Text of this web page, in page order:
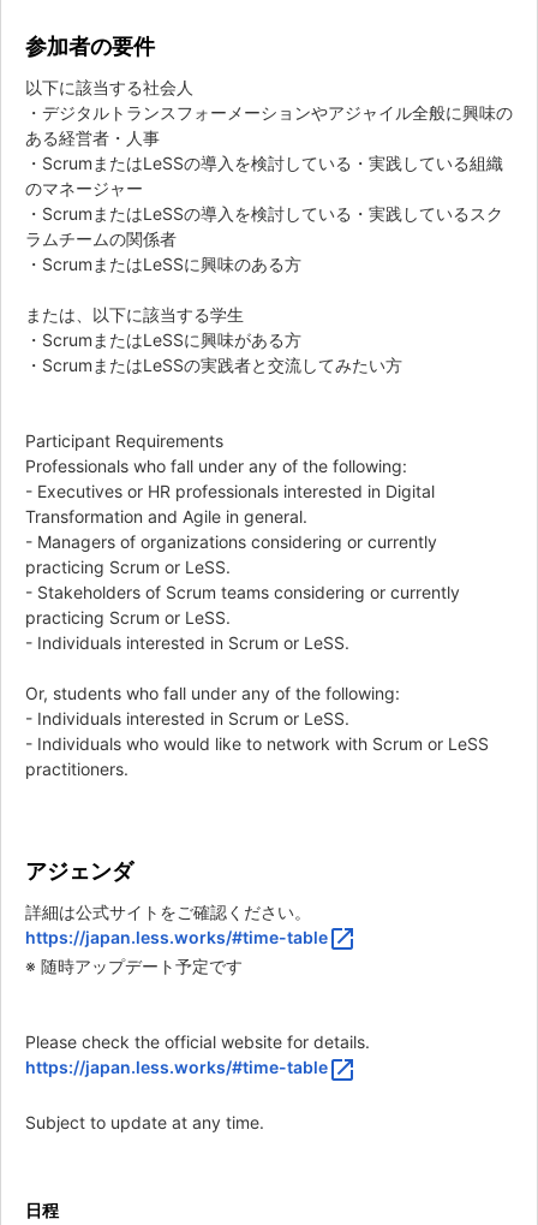
参加者の要件
以下に該当する社会人
・デジタルトランスフォーメーションやアジャイル全般に興味の
ある経営者・人事
・ScrumまたはLeSSの導入を検討している・実践している組織
のマネージャー
・ScrumまたはLeSSの導入を検討している・実践しているスク
ラムチームの関係者
・ScrumまたはLeSSに興味のある方
または、以下に該当する学生
・ScrumまたはLeSSに興味がある方
・ScrumまたはLeSSの実践者と交流してみたい方
Participant Requirements
Professionals who fall under any of the following:
- Executives or HR professionals interested in Digital
Transformation and Agile in general.
- Managers of organizations considering or currently
practicing Scrum or LeSS.
- Stakeholders of Scrum teams considering or currently
practicing Scrum or LeSS.
- Individuals interested in Scrum or LeSS.
Or, students who fall under any of the following:
- Individuals interested in Scrum or LeSS.
- Individuals who would like to network with Scrum or LeSS
practitioners.
アジェンダ
詳細は公式サイトをご確認ください。
https://japan.less.works/#time-tableopen_in_new
※ 随時アップデート予定です
Please check the official website for details.
https://japan.less.works/#time-tableopen_in_new
Subject to update at any time.
日程